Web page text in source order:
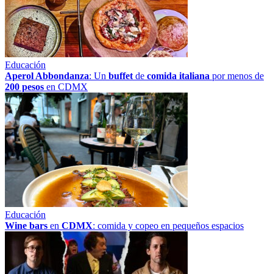
Educación
Aperol Abbondanza: Un buffet de comida italiana por menos de
200 pesos en CDMX
Educación
Wine bars en CDMX: comida y copeo en pequeños espacios